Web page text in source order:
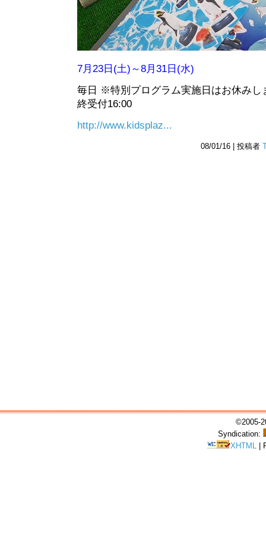
7月23日(土)～8月31日(水)
毎日 ※特別プログラム実施日はお休み
終受付16:00
http://www.kidsplaz...
08/01/16 | 投稿者
©2005-
Syndication:
XHTML